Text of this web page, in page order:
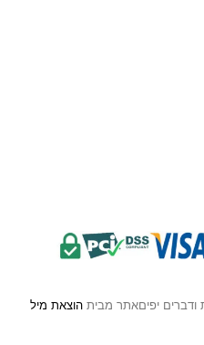
יפיםאתר מביתהוצאת מיל